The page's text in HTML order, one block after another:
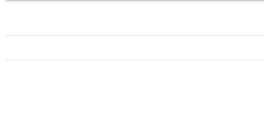
کارت عروسی فانتزی